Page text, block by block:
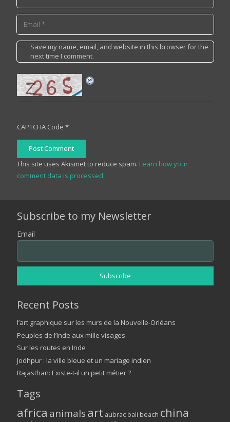
Save my name, email, and website in this browser for the
next time I comment.
CAPTCHA Code *
Post Comment
This site uses Akismet to reduce spam. Learn how your
comment data is processed.
Subscribe to my Newsletter
Email
Recent Posts
l’art graphique sur les murs de la Nouvelle-Orléans
Peuples de l’Inde aux mille visages
Sur les routes en Inde
Jodhpur : la ville bleue et un mariage indien
Rajasthan: Existe-t-il un petit métier ?
Tags
africa animalsart aubrac bali beach china